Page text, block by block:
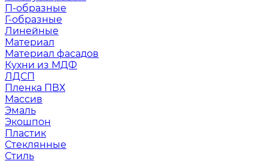
П-образные
Г-образные
Линейные
Материал
Материал фасадов
Кухни из МДФ
ЛДСП
Пленка ПВХ
Массив
Эмаль
Экошпон
Пластик
Стеклянные
Стиль